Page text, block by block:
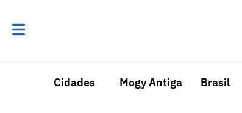
Cidades Mogy Antiga Brasil